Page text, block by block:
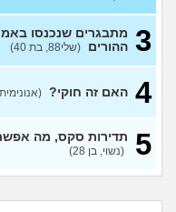
(נערה, בת 16)
עשיתי את זה בפעם
עם בן מהשכבה… ועכשיו
מתה מפחד שהוא יספר
מפנטז על חבר טוב שלי
3 מתבגרים שנכנסו
ההורים (שלי88, בת 40)
4 האם זה חוקי? (אנונימית,
5 תדירות סקס, מה
(נשוי, בן 28)